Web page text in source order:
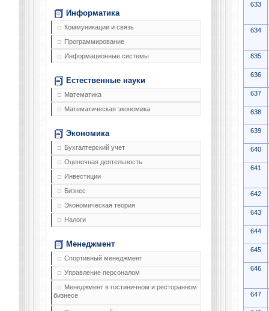
Информатика
Коммуникации и связь
Программирование
Информационные системы
Естественные науки
Математика
Математическая экономика
Экономика
Бухгалтерский учет
Оценочная деятельность
Инвестиции
Бизнес
Экономическая теория
Налоги
Менеджмент
Спортивный менеджмент
Управление персоналом
Менеджмент в гостиничном и ресторанном
бизнесе
633
634
635
636
637
638
639
640
641
642
643
644
645
646
647